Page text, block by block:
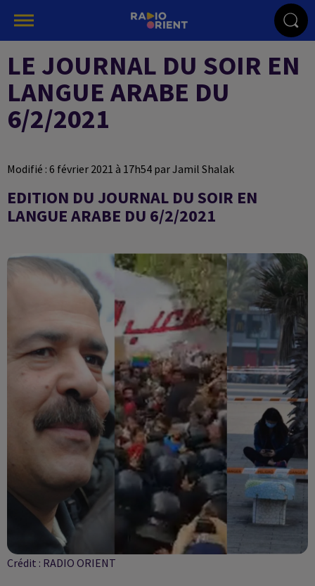
LE JOURNAL DU SOIR EN
LANGUE ARABE DU
6/2/2021
Modifié : 6 février 2021 à 17h54 par Jamil Shalak
EDITION DU JOURNAL DU SOIR EN
LANGUE ARABE DU 6/2/2021
Crédit : RADIO ORIENT